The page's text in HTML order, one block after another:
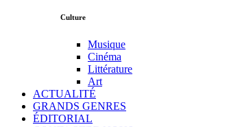
Culture
Musique
Cinéma
Littérature
Art
ACTUALITÉ
GRANDS GENRES
ÉDITORIAL